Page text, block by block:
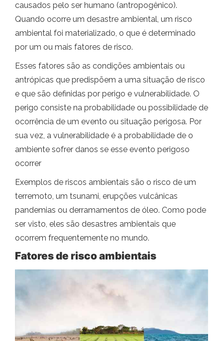
causados ​​pelo ser humano (antropogênico).
Quando ocorre um desastre ambiental, um risco
ambiental foi materializado, o que é determinado
por um ou mais fatores de risco.
Esses fatores são as condições ambientais ou
antrópicas que predispõem a uma situação de risco
e que são definidas por perigo e vulnerabilidade. O
perigo consiste na probabilidade ou possibilidade de
ocorrência de um evento ou situação perigosa. Por
sua vez, a vulnerabilidade é a probabilidade de o
ambiente sofrer danos se esse evento perigoso
ocorrer
Exemplos de riscos ambientais são o risco de um
terremoto, um tsunami, erupções vulcânicas
pandemias ou derramamentos de óleo. Como pode
ser visto, eles são desastres ambientais que
ocorrem frequentemente no mundo.
Fatores de risco ambientais